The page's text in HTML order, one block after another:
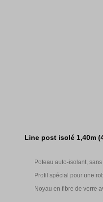
Line post isolé 1,40m
Poteau auto-isolant,
Profil spécial pour une
Noyau en fibre de verre